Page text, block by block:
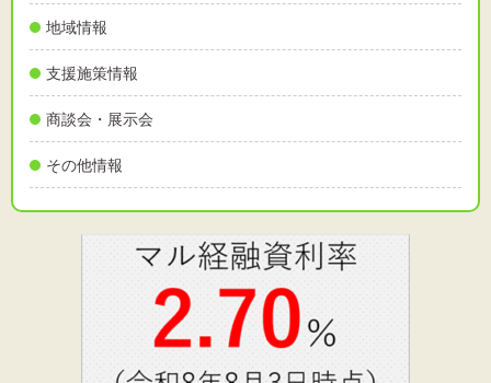
地域情報
支援施策情報
商談会・展示会
その他情報